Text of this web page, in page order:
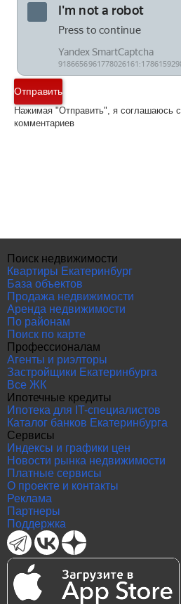
Отправить
Нажимая "Отправить", я соглашаюсь с
комментариев
Поиск недвижимости
Квартиры Екатеринбург
База объектов
Продажа недвижимости
Аренда недвижимости
По районам
Поиск по карте
Профессионалам
Агенты и риэлторы
Застройщики Екатеринбурга
Все ЖК
Ипотечные кредиты
Ипотека для IT-специалистов
Каталог банков Екатеринбурга
Сервисы
Индексы и графики цен
Новости рынка недвижимости
Платные сервисы
О проекте и контакты
Реклама
Партнеры
Поддержка